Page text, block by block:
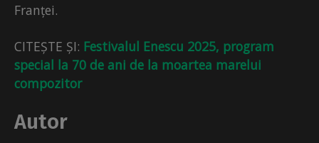
Franței.
CITEȘTE ȘI: Festivalul Enescu 2025, program
special la 70 de ani de la moartea marelui
compozitor
Autor